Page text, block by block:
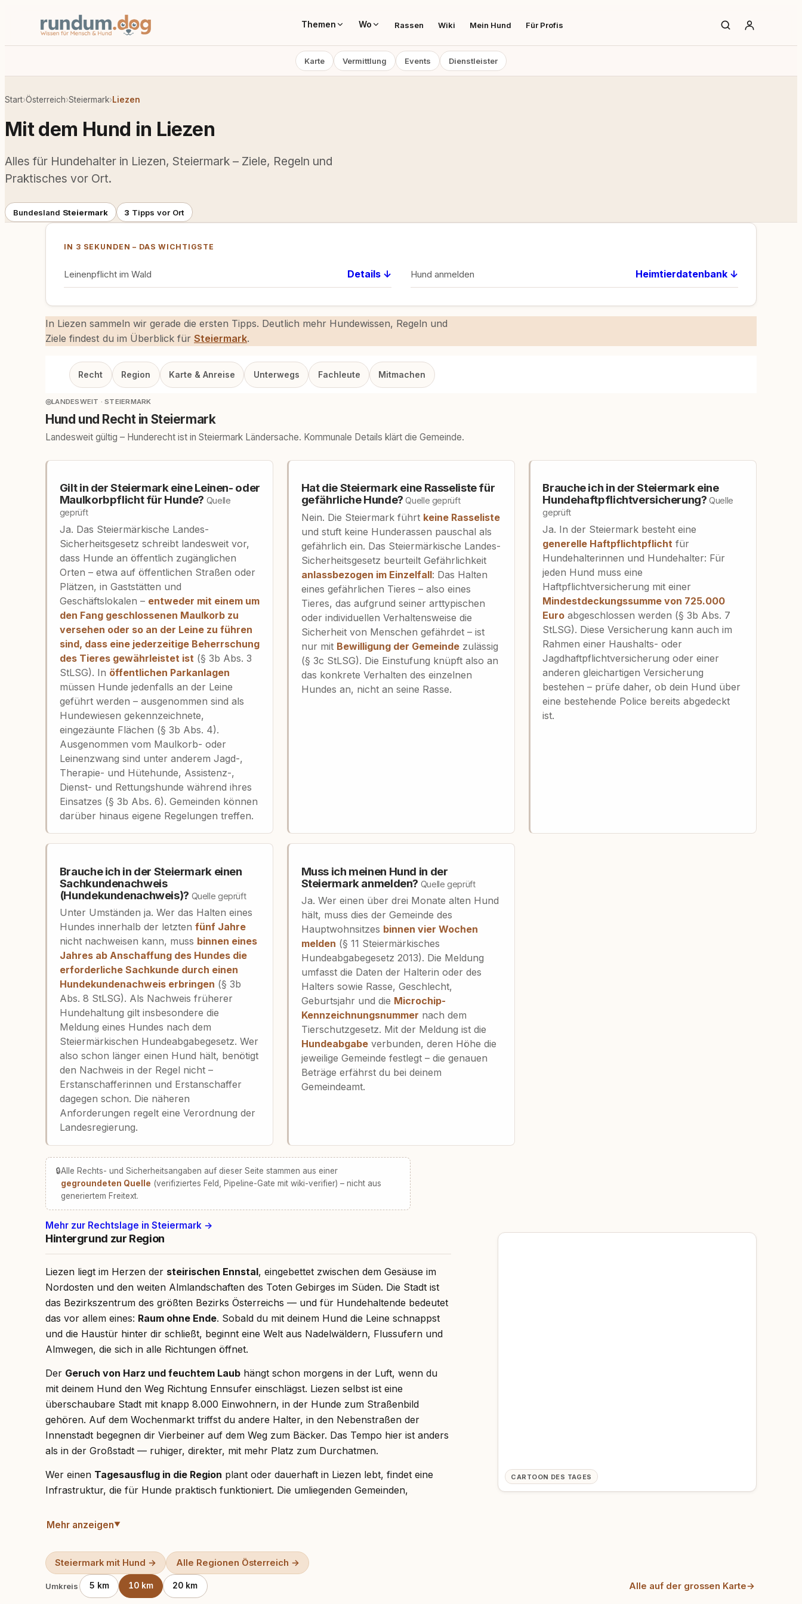
Themen Wo Rassen Wiki Mein Hund Für Profis
Karte Vermittlung Events Dienstleister
Start›Österreich›Steiermark›Liezen
Mit dem Hund in Liezen
Alles für Hundehalter in Liezen, Steiermark – Ziele, Regeln und
Praktisches vor Ort.
Bundesland Steiermark 3 Tipps vor Ort
IN 3 SEKUNDEN – DAS WICHTIGSTE
Leinenpflicht im Wald Details ↓ Hund anmelden Heimtierdatenbank ↓
In Liezen sammeln wir gerade die ersten Tipps. Deutlich mehr Hundewissen, Regeln und
Ziele findest du im Überblick für Steiermark.
Recht Region Karte & Anreise Unterwegs Fachleute Mitmachen
◎LANDESWEIT · STEIERMARK
Hund und Recht in Steiermark
Landesweit gültig – Hunderecht ist in Steiermark Ländersache. Kommunale Details klärt die Gemeinde.
Gilt in der Steiermark eine Leinen- oder
Maulkorbpflicht für Hunde? Quelle
geprüft
Ja. Das Steiermärkische Landes-
Sicherheitsgesetz schreibt landesweit vor,
dass Hunde an öffentlich zugänglichen
Orten – etwa auf öffentlichen Straßen oder
Plätzen, in Gaststätten und
Geschäftslokalen – entweder mit einem um
den Fang geschlossenen Maulkorb zu
versehen oder so an der Leine zu führen
sind, dass eine jederzeitige Beherrschung
des Tieres gewährleistet ist (§ 3b Abs. 3
StLSG). In öffentlichen Parkanlagen
müssen Hunde jedenfalls an der Leine
geführt werden – ausgenommen sind als
Hundewiesen gekennzeichnete,
eingezäunte Flächen (§ 3b Abs. 4).
Ausgenommen vom Maulkorb- oder
Leinenzwang sind unter anderem Jagd-,
Therapie- und Hütehunde, Assistenz-,
Dienst- und Rettungshunde während ihres
Einsatzes (§ 3b Abs. 6). Gemeinden können
darüber hinaus eigene Regelungen treffen.
Hat die Steiermark eine Rasseliste für
gefährliche Hunde?Quelle geprüft
Nein. Die Steiermark führt keine Rasseliste
und stuft keine Hunderassen pauschal als
gefährlich ein. Das Steiermärkische Landes-
Sicherheitsgesetz beurteilt Gefährlichkeit
anlassbezogen im Einzelfall: Das Halten
eines gefährlichen Tieres – also eines
Tieres, das aufgrund seiner arttypischen
oder individuellen Verhaltensweise die
Sicherheit von Menschen gefährdet – ist
nur mit Bewilligung der Gemeindezulässig
(§ 3c StLSG). Die Einstufung knüpft also an
das konkrete Verhalten des einzelnen
Hundes an, nicht an seine Rasse.
Brauche ich in der Steiermark eine
Hundehaftpflichtversicherung?Quelle
geprüft
Ja. In der Steiermark besteht eine
generelle Haftpflichtpflicht für
Hundehalterinnen und Hundehalter: Für
jeden Hund muss eine
Haftpflichtversicherung mit einer
Mindestdeckungssumme von 725.000
Euro abgeschlossen werden (§ 3b Abs. 7
StLSG). Diese Versicherung kann auch im
Rahmen einer Haushalts- oder
Jagdhaftpflichtversicherung oder einer
anderen gleichartigen Versicherung
bestehen – prüfe daher, ob dein Hund über
eine bestehende Police bereits abgedeckt
ist.
Brauche ich in der Steiermark einen
Sachkundenachweis
(Hundekundenachweis)? Quelle geprüft
Unter Umständen ja. Wer das Halten eines
Hundes innerhalb der letzten fünf Jahre
nicht nachweisen kann, muss binnen eines
Jahres ab Anschaffung des Hundes die
erforderliche Sachkunde durch einen
Hundekundenachweis erbringen (§ 3b
Abs. 8 StLSG). Als Nachweis früherer
Hundehaltung gilt insbesondere die
Meldung eines Hundes nach dem
Steiermärkischen Hundeabgabegesetz. Wer
also schon länger einen Hund hält, benötigt
den Nachweis in der Regel nicht –
Erstanschafferinnen und Erstanschaffer
dagegen schon. Die näheren
Anforderungen regelt eine Verordnung der
Landesregierung.
Muss ich meinen Hund in der
Steiermark anmelden? Quelle geprüft
Ja. Wer einen über drei Monate alten Hund
hält, muss dies der Gemeinde des
Hauptwohnsitzes binnen vier Wochen
melden (§ 11 Steiermärkisches
Hundeabgabegesetz 2013). Die Meldung
umfasst die Daten der Halterin oder des
Halters sowie Rasse, Geschlecht,
Geburtsjahr und die Microchip-
Kennzeichnungsnummer nach dem
Tierschutzgesetz. Mit der Meldung ist die
Hundeabgabeverbunden, deren Höhe die
jeweilige Gemeinde festlegt – die genauen
Beträge erfährst du bei deinem
Gemeindeamt.
🔒Alle Rechts- und Sicherheitsangaben auf dieser Seite stammen aus einer
gegroundeten Quelle (verifiziertes Feld, Pipeline-Gate mit wiki-verifier) – nicht aus
generiertem Freitext.
Mehr zur Rechtslage in Steiermark →
Hintergrund zur Region
Liezen liegt im Herzen der steirischen Ennstal, eingebettet zwischen dem Gesäuse im
Nordosten und den weiten Almlandschaften des Toten Gebirges im Süden. Die Stadt ist
das Bezirkszentrum des größten Bezirks Österreichs — und für Hundehaltende bedeutet
das vor allem eines: Raum ohne Ende. Sobald du mit deinem Hund die Leine schnappst
und die Haustür hinter dir schließt, beginnt eine Welt aus Nadelwäldern, Flussufern und
Almwegen, die sich in alle Richtungen öffnet.
Der Geruch von Harz und feuchtem Laub hängt schon morgens in der Luft, wenn du
mit deinem Hund den Weg Richtung Ennsufer einschlägst. Liezen selbst ist eine
überschaubare Stadt mit knapp 8.000 Einwohnern, in der Hunde zum Straßenbild
gehören. Auf dem Wochenmarkt triffst du andere Halter, in den Nebenstraßen der
Innenstadt begegnen dir Vierbeiner auf dem Weg zum Bäcker. Das Tempo hier ist anders
als in der Großstadt — ruhiger, direkter, mit mehr Platz zum Durchatmen.
Wer einen Tagesausflug in die Region plant oder dauerhaft in Liezen lebt, findet eine
Infrastruktur, die für Hunde praktisch funktioniert. Die umliegenden Gemeinden,
auch klare Regeln, die du kennen musst, bevor du losstiefelst. Diese Seite gibt dir einen
Hund entspannt macht.
Tagesausflüge mit Hund in Liezen
Mehr anzeigen
Steiermark mit Hund → Alle Regionen Österreich →
CARTOON DES TAGES
Umkreis 5 km 10 km 20 km Alle auf der grossen Karte→